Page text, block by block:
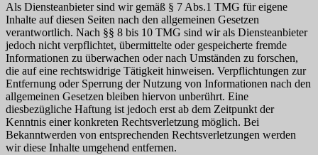
Als Diensteanbieter sind wir gemäß § 7 Abs.1 TMG für eigene
Inhalte auf diesen Seiten nach den allgemeinen Gesetzen
verantwortlich. Nach §§ 8 bis 10 TMG sind wir als Diensteanbieter
jedoch nicht verpflichtet, übermittelte oder gespeicherte fremde
Informationen zu überwachen oder nach Umständen zu forschen,
die auf eine rechtswidrige Tätigkeit hinweisen. Verpflichtungen zur
Entfernung oder Sperrung der Nutzung von Informationen nach den
allgemeinen Gesetzen bleiben hiervon unberührt. Eine
diesbezügliche Haftung ist jedoch erst ab dem Zeitpunkt der
Kenntnis einer konkreten Rechtsverletzung möglich. Bei
Bekanntwerden von entsprechenden Rechtsverletzungen werden
wir diese Inhalte umgehend entfernen.